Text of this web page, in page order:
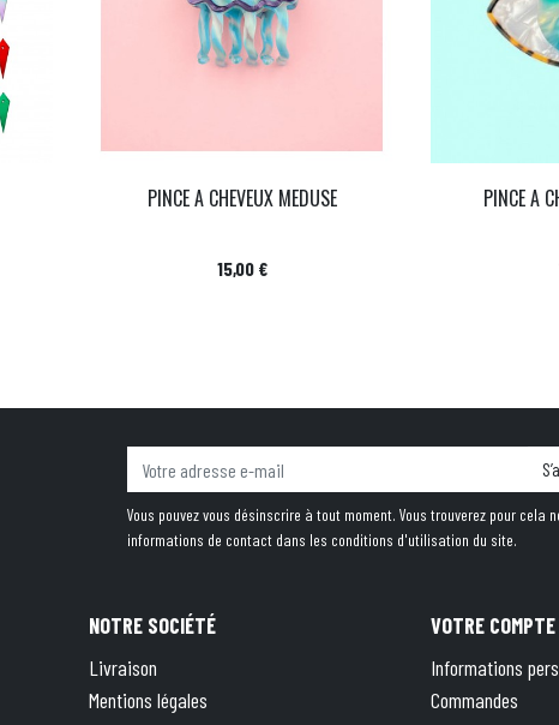
PINCE A CHEVEUX MEDUSE
Prix
15,00 €
PINCE A
Vous pouvez vous désinscrire à tout moment. Vous trouverez pour cela
informations de contact dans les conditions d'utilisation du site.
NOTRE SOCIÉTÉ
Livraison
Mentions légales
VOTRE COMPTE
Informations
Commandes